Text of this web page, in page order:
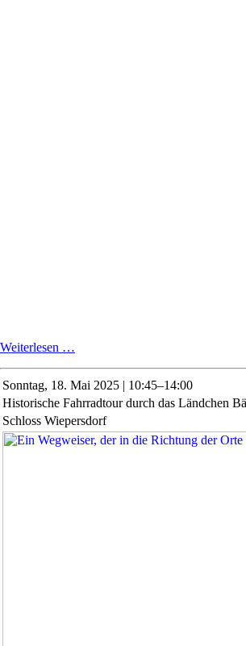
Weiterlesen …
Wiepersdorf
Sonntag, 18. Mai 2025 | 10:45–14:00
Historische Fahrradtour durch das Ländchen
Schloss Wiepersdorf